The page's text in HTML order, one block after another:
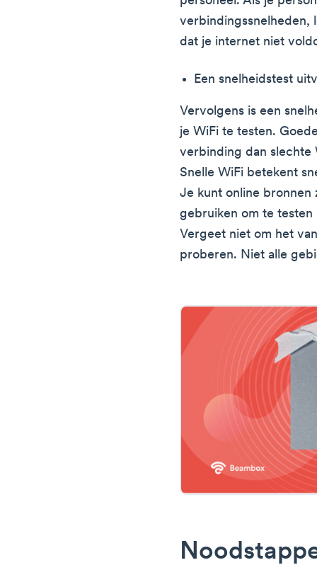
verbindingssnelheden,
dat je internet niet
Een snelheidstest
Vervolgens is een
je WiFi te testen.
verbinding dan slechte
Snelle WiFi betekent
Je kunt online bronnen
gebruiken om te
Vergeet niet om het
proberen. Niet alle